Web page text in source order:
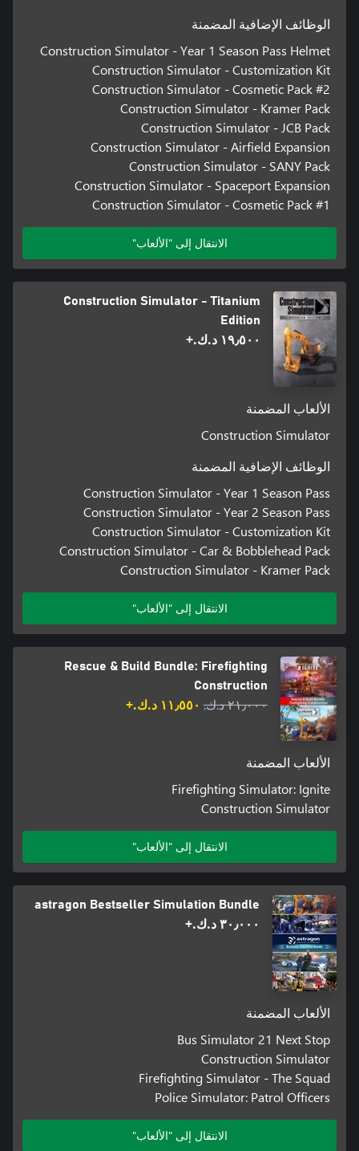
الوظائف الإضافية المضمنة
Construction Simulator - Year 1 Season Pass Helmet
Construction Simulator - Customization Kit
Construction Simulator - Cosmetic Pack #2
Construction Simulator - Kramer Pack
Construction Simulator - JCB Pack
Construction Simulator - Airfield Expansion
Construction Simulator - SANY Pack
Construction Simulator - Spaceport Expansion
Construction Simulator - Cosmetic Pack #1
الانتقال إلى "الألعاب"
Construction Simulator - Titanium
Edition
١٩٫٥٠٠ د.ك.‏+
الألعاب المضمنة
Construction Simulator
الوظائف الإضافية المضمنة
Construction Simulator - Year 1 Season Pass
Construction Simulator - Year 2 Season Pass
Construction Simulator - Customization Kit
Construction Simulator - Car & Bobblehead Pack
Construction Simulator - Kramer Pack
الانتقال إلى "الألعاب"
Rescue & Build Bundle: Firefighting
Construction
٢١٫٠٠٠ د.ك.‏ ١١٫٥٥٠ د.ك.‏+
الألعاب المضمنة
Firefighting Simulator: Ignite
Construction Simulator
الانتقال إلى "الألعاب"
astragon Bestseller Simulation Bundle
٣٠٫٠٠٠ د.ك.‏+
الألعاب المضمنة
Bus Simulator 21 Next Stop
Construction Simulator
Firefighting Simulator - The Squad
Police Simulator: Patrol Officers
الانتقال إلى "الألعاب"